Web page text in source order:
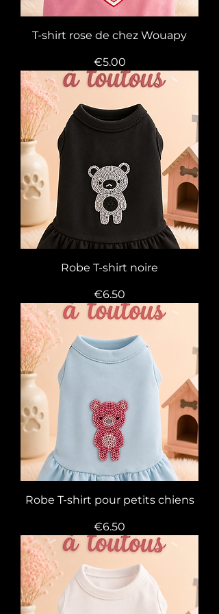
T-shirt rose de chez Wouapy
Price
€5.00
Robe T-shirt noire
Price
€6.50
Robe T-shirt pour petits chiens
Price
€6.50